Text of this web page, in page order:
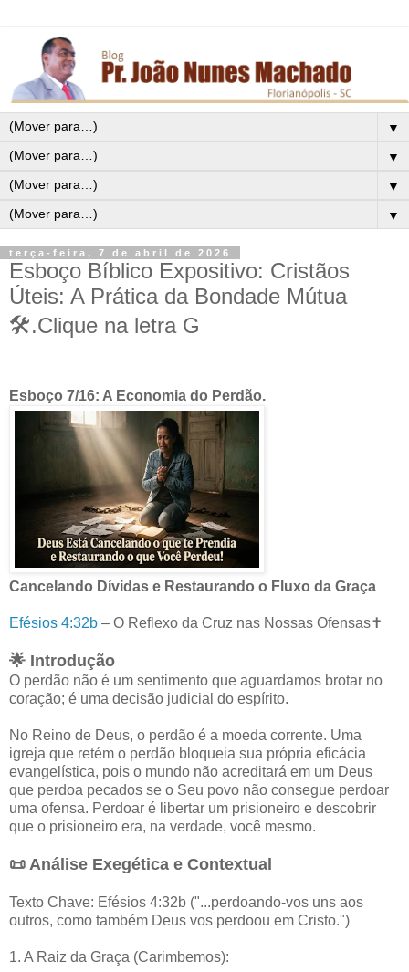
▼
▼
▼
▼
terça-feira, 7 de abril de 2026
Esboço Bíblico Expositivo: Cristãos
Úteis: A Prática da Bondade Mútua
🛠️.Clique na letra G
Esboço 7/16: A Economia do Perdão.
Cancelando Dívidas e Restaurando o Fluxo da Graça
Efésios 4:32b – O Reflexo da Cruz nas Nossas Ofensas✝️
🌟 Introdução
O perdão não é um sentimento que aguardamos brotar no
coração; é uma decisão judicial do espírito.
No Reino de Deus, o perdão é a moeda corrente. Uma
igreja que retém o perdão bloqueia sua própria eficácia
evangelística, pois o mundo não acreditará em um Deus
que perdoa pecados se o Seu povo não consegue perdoar
uma ofensa. Perdoar é libertar um prisioneiro e descobrir
que o prisioneiro era, na verdade, você mesmo.
📜 Análise Exegética e Contextual
Texto Chave: Efésios 4:32b ("...perdoando-vos uns aos
outros, como também Deus vos perdoou em Cristo.")
1. A Raiz da Graça (Carimbemos):